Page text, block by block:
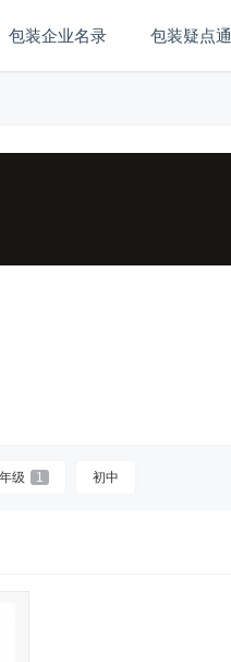
包装企业名录 包装疑点通
级 1 初中